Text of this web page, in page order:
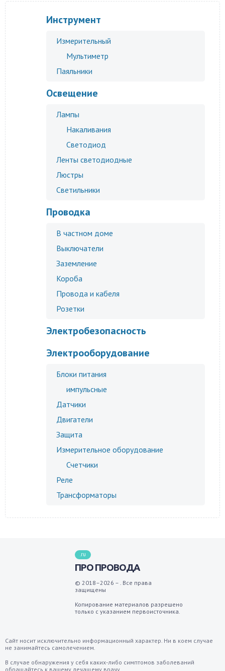
Инструмент
Измерительный
Мультиметр
Паяльники
Освещение
Лампы
Накаливания
Светодиод
Ленты светодиодные
Люстры
Светильники
Проводка
В частном доме
Выключатели
Заземление
Короба
Провода и кабеля
Розетки
Электробезопасность
Электрооборудование
Блоки питания
импульсные
Датчики
Двигатели
Защита
Измерительное оборудование
Счетчики
Реле
Трансформаторы
.ru
ПРО ПРОВОДА
© 2018–2026 – . Все права
защищены
Копирование материалов разрешено
только с указанием первоисточника.
Сайт носит исключительно информационный характер. Ни в коем случае
не занимайтесь самолечением.
В случае обнаружения у себя каких-либо симптомов заболеваний
обращайтесь к вашему лечащему врачу.